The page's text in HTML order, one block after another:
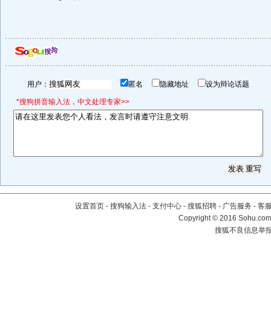
用户： 匿名 隐藏地址 设为辩论话题
*搜狗拼音输入法，中文处理专家>>
设置首页 - 搜狗输入法 - 支付中心 - 搜狐招聘 - 广告服务 - 客
Copyright©2016
搜狐不良信息举